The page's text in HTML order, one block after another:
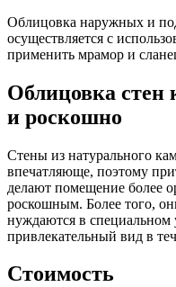
Облицовка наружных и
осуществляется с
применить мрамор и
Облицовка стен
и роскошно
Стены из натурального
впечатляюще, поэтому
делают помещение более
роскошным. Более того,
нуждаются в специальном
привлекательный вид в
Стоимость